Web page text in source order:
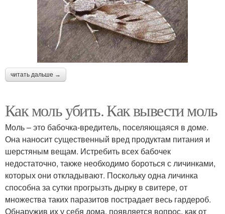
читать дальше →
Как моль убить. Как вывести моль
Моль – это бабочка-вредитель, поселяющаяся в доме.
Она наносит существенный вред продуктам питания и
шерстяным вещам. Истребить всех бабочек
недостаточно, также необходимо бороться с личинками,
которых они откладывают. Поскольку одна личинка
способна за сутки прогрызть дырку в свитере, от
множества таких паразитов пострадает весь гардероб.
Обнаружив их у себя дома, появляется вопрос, как от